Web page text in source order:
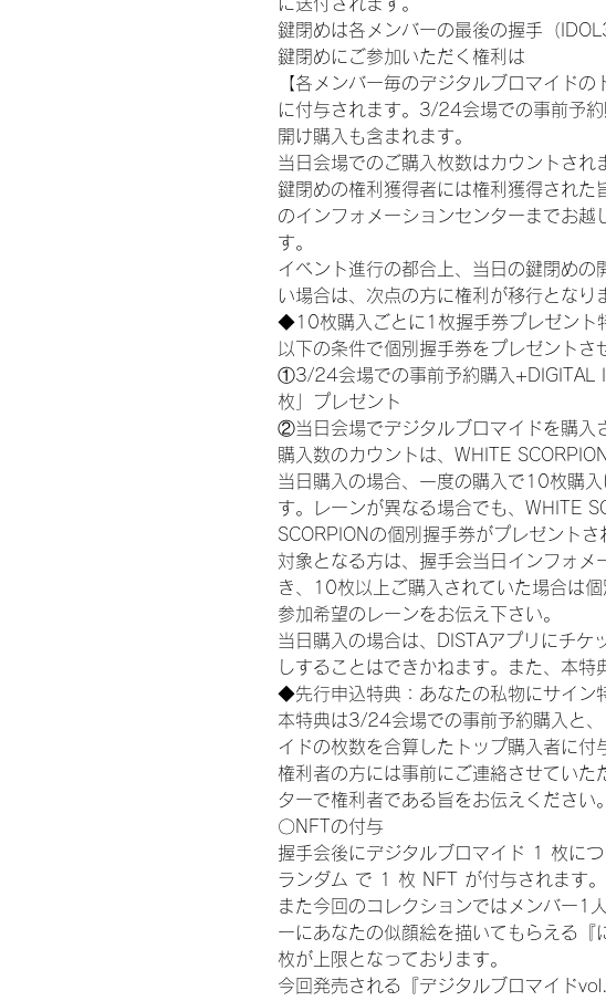
鍵閉めは各メンバーの最後の握手（
鍵閉めにご参加いただく権利は
【各メンバー毎のデジタルブロマイドの
に付与されます。3/24会場での事前予
開け購入も含まれます。
当日会場でのご購入枚数はカウントされ
鍵閉めの権利獲得者には権利獲得され
のインフォメーションセンターまでお
す。
イベント進行の都合上、当日の鍵閉め
い場合は、次点の方に権利が移行となり
◆10枚購入ごとに1枚握手券プレゼント
以下の条件で個別握手券をプレゼントさ
①3/24会場での事前予約購入+DIGITAL
枚」プレゼント
②当日会場でデジタルブロマイドを購入
購入数のカウントは、WHITE
当日購入の場合、一度の購入で10枚購
す。レーンが異なる場合でも、WHITE
SCORPIONの個別握手券がプレゼント
対象となる方は、握手会当日インフォ
き、10枚以上ご購入されていた場合は
参加希望のレーンをお伝え下さい。
当日購入の場合は、DISTAアプリにチ
しすることはできかねます。また、本特
◆先行申込特典：あなたの私物にサイン
本特典は3/24会場での事前予約購入と
イドの枚数を合算したトップ購入者に付
権利者の方には事前にご連絡させてい
ターで権利者である旨をお伝えください。
〇NFTの付与
握手会後にデジタルブロマイド 1 枚に
ランダム で 1 枚 NFT が付与されます。
また今回のコレクションではメンバー1
ーにあなたの似顔絵を描いてもらえる
枚が上限となっております。
今回発売される『デジタルブロマイド